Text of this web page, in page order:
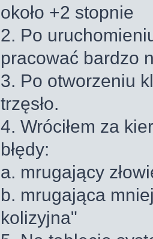
około +2 stopnie
2. Po
pracować bardzo
3. Po otworzeniu
trzęsło.
4. Wróciłem za
błędy:
a. mrugający
b. mrugająca
kolizyjna"